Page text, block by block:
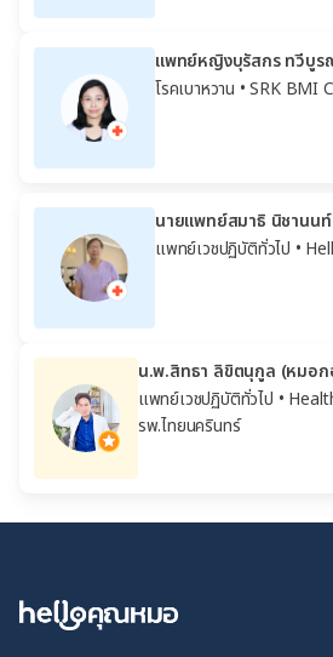
แพทย์หญิงบุรัสกร ทวีบู
โรคเบาหวาน • SRK BMI
นายแพทย์สมาธิ นิชานนท์
แพทย์เวชปฏิบัติทั่วไป •
น.พ.สิทธา ลิขิตนุกูล (หมอ
แพทย์เวชปฏิบัติทั่วไป •
รพ.ไทยนครินทร์